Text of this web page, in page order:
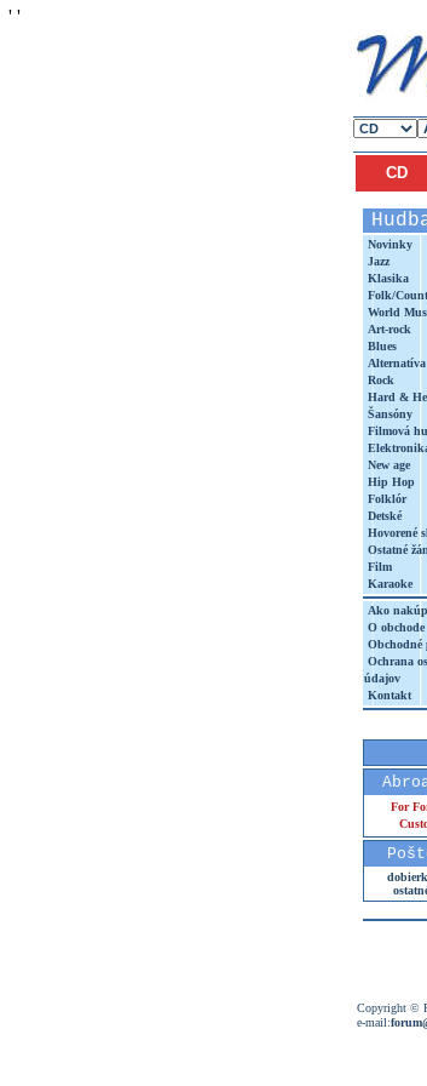
' '
CD
Novinky
Jazz
Klasika
Folk/
World
Art-rock
Blues
Alternatíva
Rock
Hard &
Šansóny
Filmová
New age
Hip Hop
Folklór
Detské
Hovorené
Ostatné
Film
Karaoke
Ako
O obchode
Obchodné
Ochrana
údajov
Kontakt
For
Copyright ©
e-mail: